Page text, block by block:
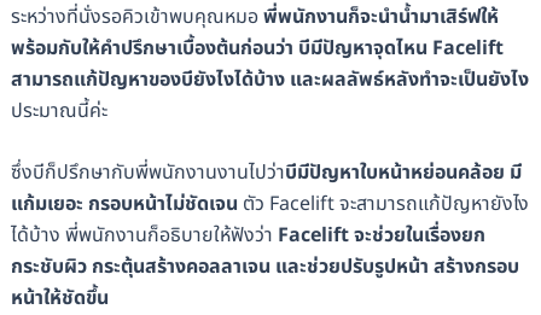
ระหว่างที่นั่งรอคิวเข้าพบคุณหมอพี่พนักงานก็จะนำน้ำมาเสิร์ฟให้
พร้อมกับให้คำปรึกษาเบื้องต้นก่อนว่า บีมีปัญหาจุดไหน Facelift
สามารถแก้ปัญหาของบียังไงได้บ้าง และผลลัพธ์หลังทำจะเป็นยังไง
ประมาณนี้ค่ะ
ซึ่งบีก็ปรึกษากับพี่พนักงานงานไปว่าบีมีปัญหาใบหน้าหย่อนคล้อย มี
แก้มเยอะ กรอบหน้าไม่ชัดเจน ตัว Facelift จะสามารถแก้ปัญหายังไง
ได้บ้าง พี่พนักงานก็อธิบายให้ฟังว่า Facelift จะช่วยในเรื่องยก
กระชับผิว กระตุ้นสร้างคอลลาเจน และช่วยปรับรูปหน้า สร้างกรอบ
หน้าให้ชัดขึ้น